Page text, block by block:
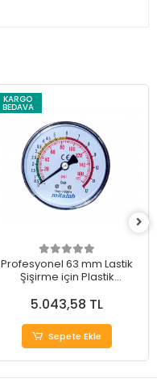
KARGO
BEDAVA
Profesyonel 63 mm Lastik
Şişirme için Plastik
5.043,58 TL
Sepete Ekle